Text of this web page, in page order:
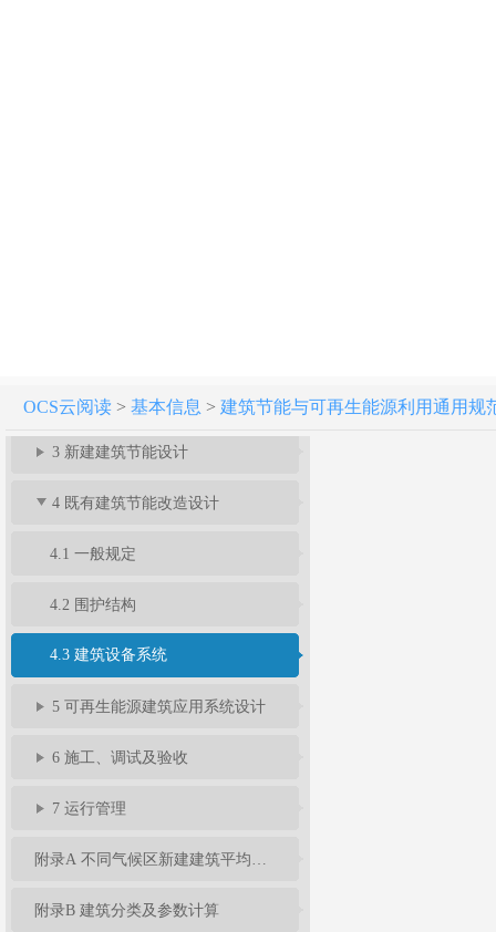
OCS云阅读> 基本信息 > 建筑节能与可再生能源利用通用规
2 基本规定
3 新建建筑节能设计
4 既有建筑节能改造设计
4.1 一般规定
4.2 围护结构
4.3 建筑设备系统
5 可再生能源建筑应用系统设计
6 施工、调试及验收
7 运行管理
附录B 建筑分类及参数计算